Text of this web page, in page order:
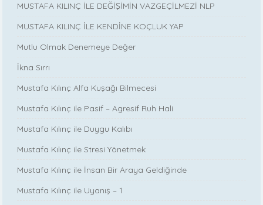
MUSTAFA KILINÇ İLE DEĞİŞİMİN VAZGEÇİLMEZİ NLP
MUSTAFA KILINÇ İLE KENDİNE KOÇLUK YAP
Mutlu Olmak Denemeye Değer
İkna Sırrı
Mustafa Kılınç Alfa Kuşağı Bilmecesi
Mustafa Kılınç ile Pasif – Agresif Ruh Hali
Mustafa Kılınç ile Duygu Kalıbı
Mustafa Kılınç ile Stresi Yönetmek
Mustafa Kılınç ile İnsan Bir Araya Geldiğinde
Mustafa Kılınç ile Uyanış – 1